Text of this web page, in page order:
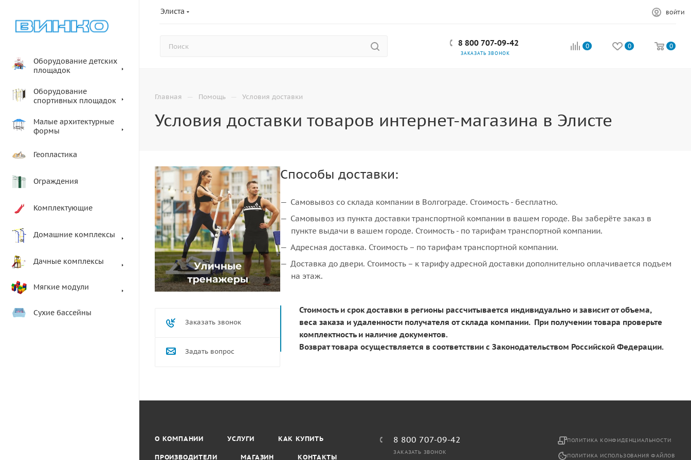
Элиста ВОЙТИ
8 800 707-09-42
ЗАКАЗАТЬ ЗВОНОК
0 0 0
Оборудование детских
площадок
Оборудование
спортивных площадок
Малые архитектурные
формы
Геопластика
Ограждения
Комплектующие
Домашние комплексы
Дачные комплексы
Мягкие модули
Сухие бассейны
Главная — Помощь — Условия доставки
Условия доставки товаров интернет-магазина в Элисте
Способы доставки:
Самовывоз со склада компании в Волгограде. Стоимость - бесплатно.
Самовывоз из пункта доставки транспортной компании в вашем городе. Вы заберёте заказ в
пункте выдачи в вашем городе. Стоимость - по тарифам транспортной компании.
Адресная доставка. Стоимость – по тарифам транспортной компании.
Доставка до двери. Стоимость – к тарифу адресной доставки дополнительно оплачивается подъем
на этаж.
Стоимость и срок доставки в регионы рассчитывается индивидуально и зависит от объема,
веса заказа и удаленности получателя от склада компании. При получении товара проверьте
комплектность и наличие документов.
Возврат товара осуществляется в соответствии с Законодательством Российской Федерации.
Заказать звонок
Задать вопрос
О КОМПАНИИ УСЛУГИ КАК КУПИТЬ
ПРОИЗВОДИТЕЛИ МАГАЗИН КОНТАКТЫ
8 800 707-09-42
ЗАКАЗАТЬ ЗВОНОК
ПОЛИТИКА КОНФИДЕНЦИАЛЬНОСТИ
ПОЛИТИКА ИСПОЛЬЗОВАНИЯ ФАЙЛОВ